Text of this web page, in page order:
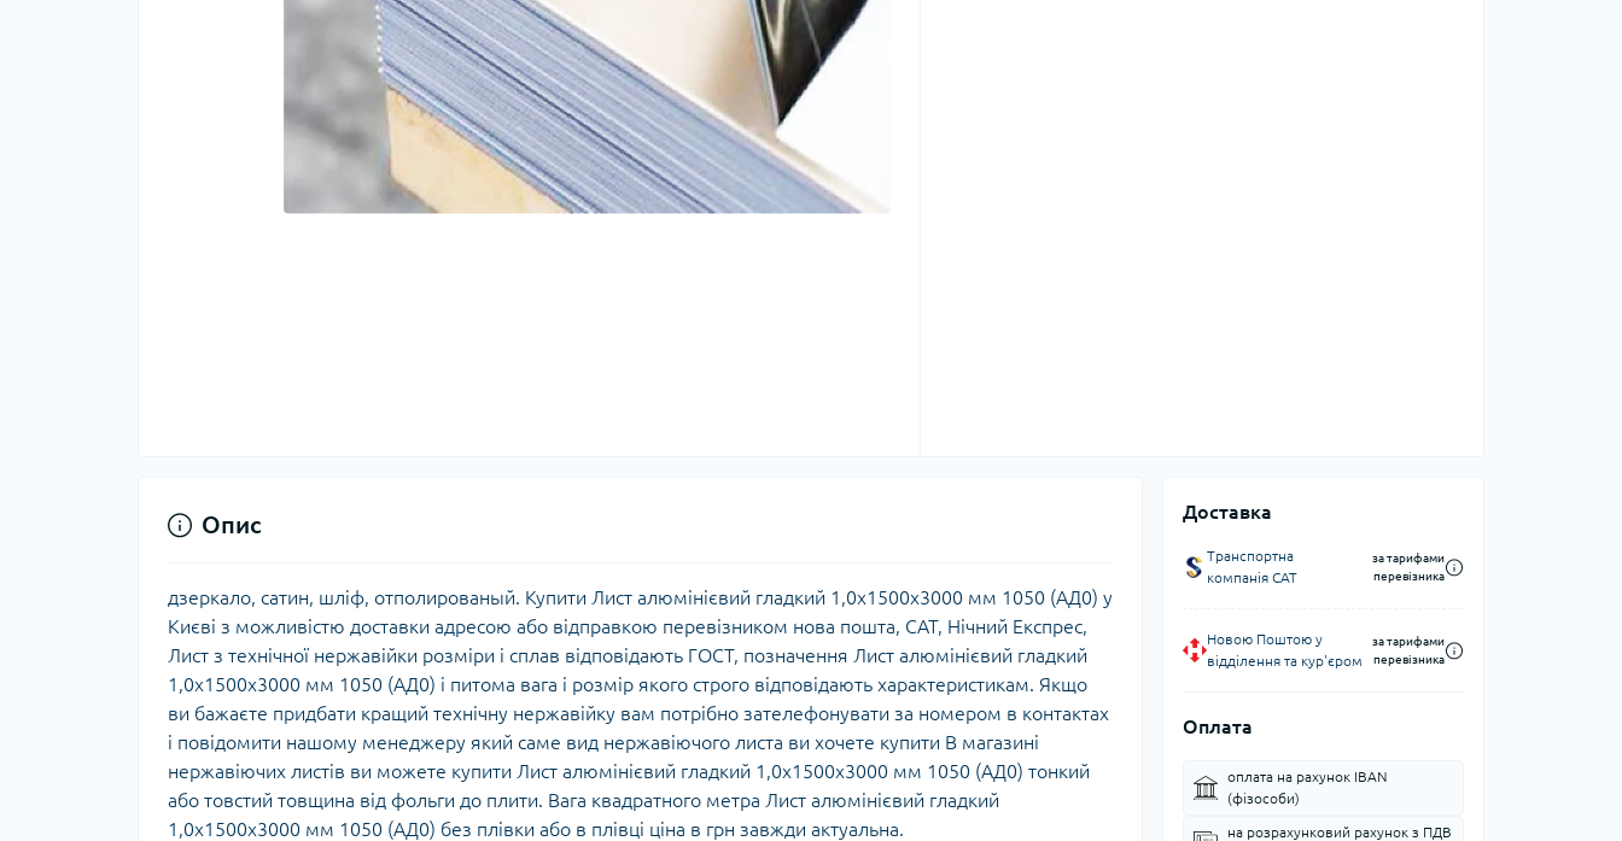
Доставка
Транспортна
компанія CAT
за тарифами
перевізника
Новою Поштою у
відділення та кур'єром
за тарифами
перевізника
Оплата
оплата на рахунок IBAN
(фізособи)
на розрахунковий рахунок з ПДВ
Опис
дзеркало, сатин, шліф, отполированый. Купити Лист алюмінієвий гладкий 1,0х1500х3000 мм 1050 (АД0) у
Києві з можливістю доставки адресою або відправкою перевізником нова пошта, САТ, Нічний Експрес,
Лист з технічної нержавійки розміри і сплав відповідають ГОСТ, позначення Лист алюмінієвий гладкий
1,0х1500х3000 мм 1050 (АД0) і питома вага і розмір якого строго відповідають характеристикам. Якщо
ви бажаєте придбати кращий технічну нержавійку вам потрібно зателефонувати за номером в контактах
і повідомити нашому менеджеру який саме вид нержавіючого листа ви хочете купити В магазині
нержавіючих листів ви можете купити Лист алюмінієвий гладкий 1,0х1500х3000 мм 1050 (АД0) тонкий
або товстий товщина від фольги до плити. Вага квадратного метра Лист алюмінієвий гладкий
1,0х1500х3000 мм 1050 (АД0) без плівки або в плівці ціна в грн завжди актуальна.